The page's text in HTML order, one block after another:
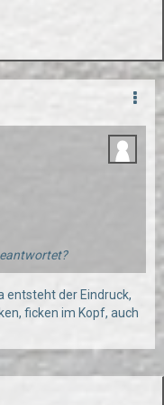
entsteht der Eindruck,
ficken im Kopf, auch